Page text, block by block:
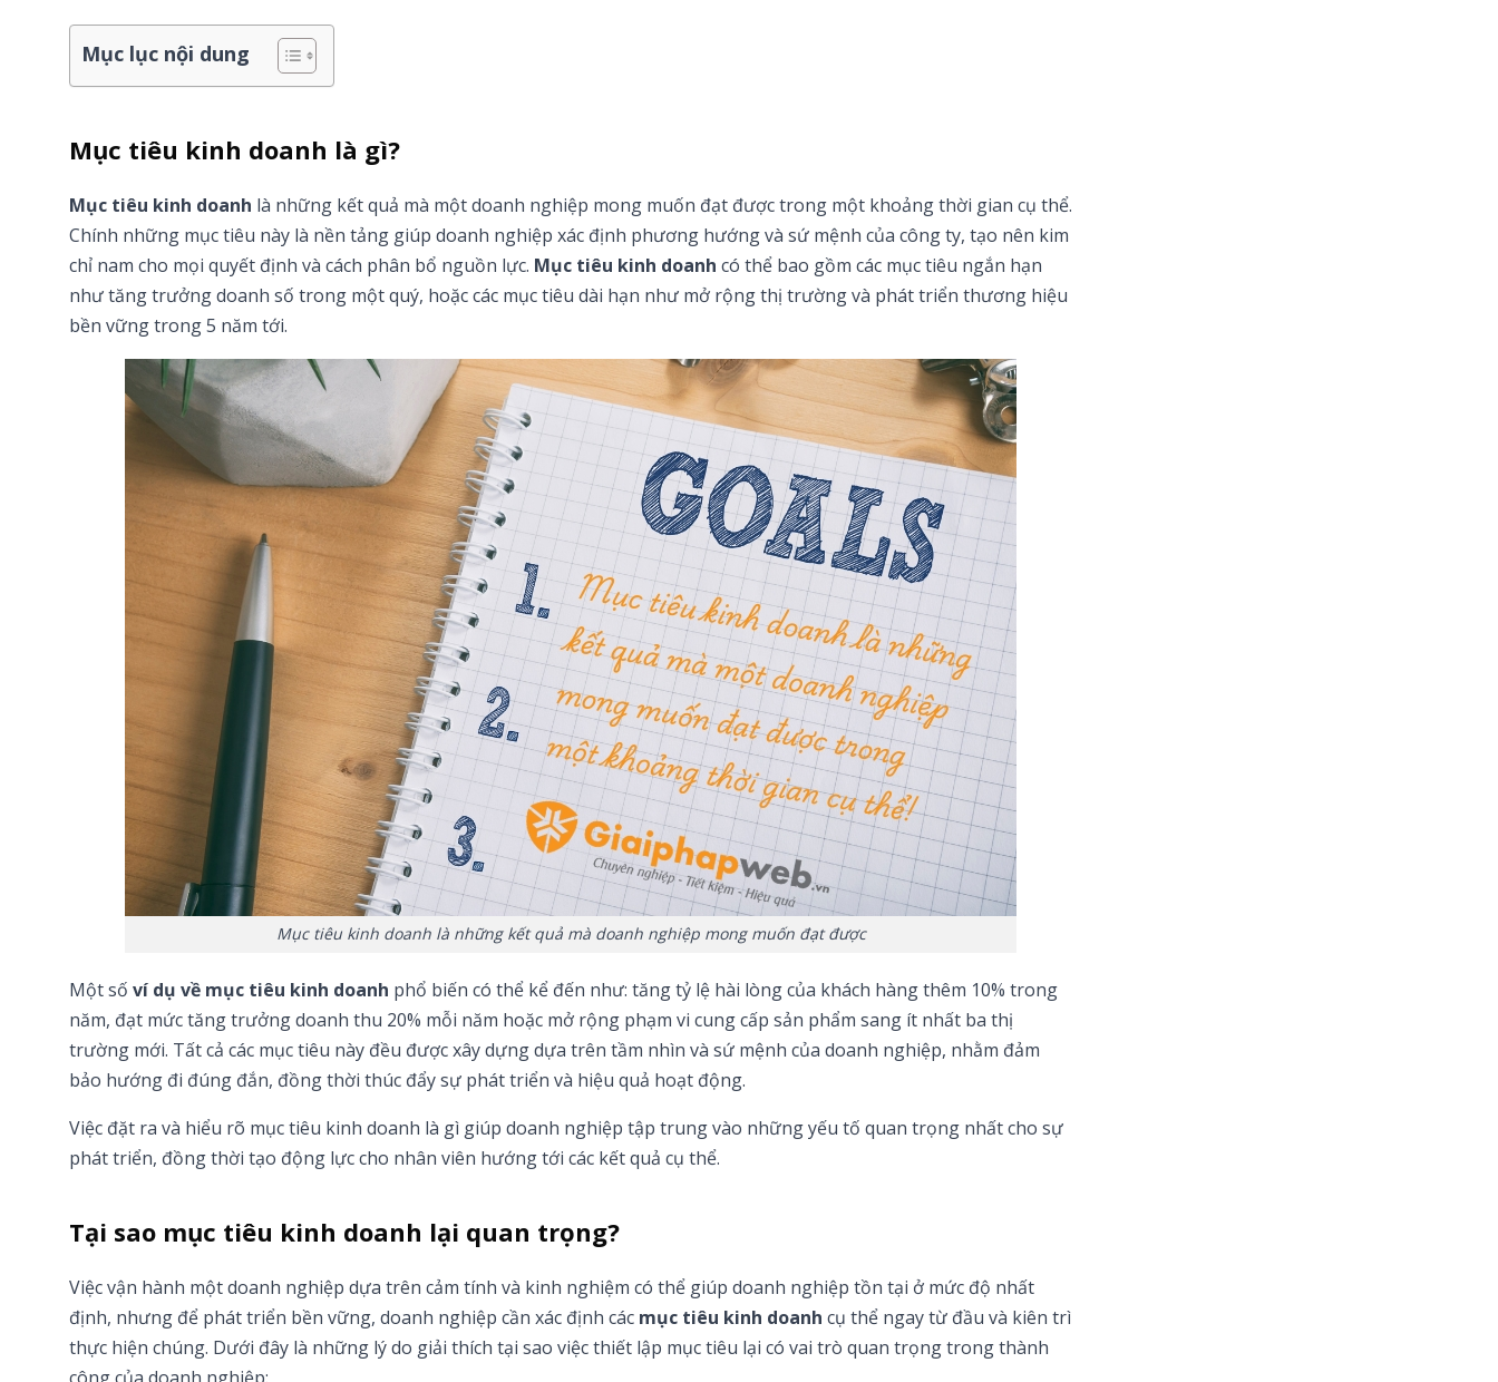
Mục lục nội dung
Mục tiêu kinh doanh là gì?
Mục tiêu kinh doanh là những kết quả mà một doanh nghiệp mong muốn đạt được trong một khoảng thời gian cụ thể.
Chính những mục tiêu này là nền tảng giúp doanh nghiệp xác định phương hướng và sứ mệnh của công ty, tạo nên kim
chỉ nam cho mọi quyết định và cách phân bổ nguồn lực. Mục tiêu kinh doanh có thể bao gồm các mục tiêu ngắn hạn
như tăng trưởng doanh số trong một quý, hoặc các mục tiêu dài hạn như mở rộng thị trường và phát triển thương hiệu
bền vững trong 5 năm tới.
Mục tiêu kinh doanh là những kết quả mà doanh nghiệp mong muốn đạt được
Một số ví dụ về mục tiêu kinh doanh phổ biến có thể kể đến như: tăng tỷ lệ hài lòng của khách hàng thêm 10% trong
năm, đạt mức tăng trưởng doanh thu 20% mỗi năm hoặc mở rộng phạm vi cung cấp sản phẩm sang ít nhất ba thị
trường mới. Tất cả các mục tiêu này đều được xây dựng dựa trên tầm nhìn và sứ mệnh của doanh nghiệp, nhằm đảm
bảo hướng đi đúng đắn, đồng thời thúc đẩy sự phát triển và hiệu quả hoạt động.
Việc đặt ra và hiểu rõ mục tiêu kinh doanh là gì giúp doanh nghiệp tập trung vào những yếu tố quan trọng nhất cho sự
phát triển, đồng thời tạo động lực cho nhân viên hướng tới các kết quả cụ thể.
Tại sao mục tiêu kinh doanh lại quan trọng?
Việc vận hành một doanh nghiệp dựa trên cảm tính và kinh nghiệm có thể giúp doanh nghiệp tồn tại ở mức độ nhất
định, nhưng để phát triển bền vững, doanh nghiệp cần xác định các mục tiêu kinh doanh cụ thể ngay từ đầu và kiên trì
thực hiện chúng. Dưới đây là những lý do giải thích tại sao việc thiết lập mục tiêu lại có vai trò quan trọng trong thành